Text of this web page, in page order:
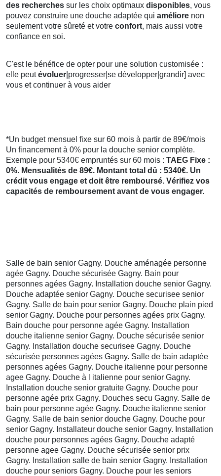
des recherches sur les choix optimaux disponibles, vous
pouvez construire une douche adaptée qui améliore non
seulement votre sûreté et votre confort, mais aussi votre
confiance en soi.
C'est le bénéfice de opter pour une solution customisée :
elle peutévoluer |progresser|se développer|grandir] avec
vous et continuer à vous aider
*Un budget mensuel fixe sur 60 mois à partir de 89€/mois
Un financement à 0% pour la douche senior complète.
Exemple pour 5340€ empruntés sur 60 mois : TAEG Fixe :
0%. Mensualités de 89€. Montant total dû : 5340€. Un
crédit vous engage et doit être remboursé. Vérifiez vos
capacités de remboursement avant de vous engager.
Salle de bain senior Gagny. Douche aménagée personne
agée Gagny. Douche sécurisée Gagny. Bain pour
personnes agées Gagny. Installation douche senior Gagny.
Douche adaptée senior Gagny. Douche securisee senior
Gagny. Salle de bain pour senior Gagny. Douche plain pied
senior Gagny. Douche pour personnes agées prix Gagny.
Bain douche pour personne agée Gagny. Installation
douche italienne senior Gagny. Douche sécurisée senior
Gagny. Installation douche securisee Gagny. Douche
sécurisée personnes agées Gagny. Salle de bain adaptée
personnes agées Gagny. Douche italienne pour personne
agee Gagny. Douche à l italienne pour senior Gagny.
Installation douche senior gratuite Gagny. Douche pour
personne agée prix Gagny. Douches secu Gagny. Salle de
bain pour personne agée Gagny. Douche italienne senior
Gagny. Salle de bain senior douche Gagny. Douche pour
senior Gagny. Installateur douche senior Gagny. Installation
douche pour personnes agées Gagny. Douche adapté
personne agee Gagny. Douche sécurisée senior prix
Gagny. Installation salle de bain senior Gagny. Installation
douche pour seniors Gagny. Douche pour les seniors